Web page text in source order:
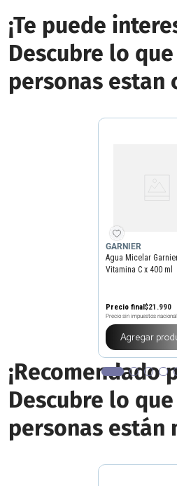
¡Te puede
Descubre lo
personas estan
GARNIER
Agua Micelar
Vitamina C x 400 ml
Precio final$21 .990
Precio sin impuestos
Agregar
¡Recomendado
Descubre lo
personas están